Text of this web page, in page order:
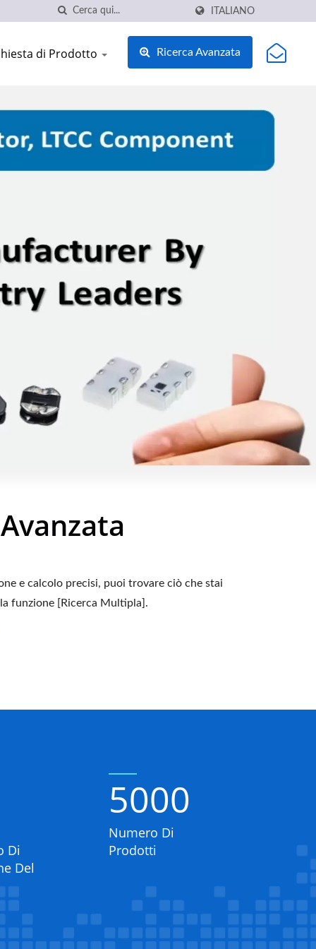
ITALIANO
di Prodotto Ricerca Avanzata
e calcolo precisi, puoi trovare ciò che stai
funzione [Ricerca Multipla].
Di
Del
5000
Numero Di
Prodotti